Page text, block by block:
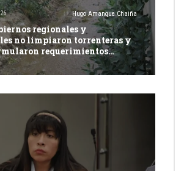
Hugo Amanque Chaiña
regionales y
no limpiaron torrenteras y
requerimientos
afirma informe de